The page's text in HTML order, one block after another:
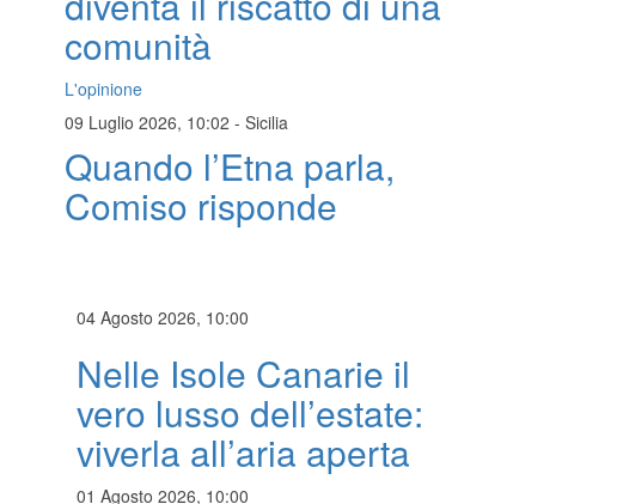
comunità
L'opinione
09 Luglio 2026, 10:02 - Sicilia
Quando l’Etna parla,
Comiso risponde
04 Agosto 2026, 10:00
Nelle Isole Canarie il
vero lusso dell’estate:
viverla all’aria aperta
01 Agosto 2026, 10:00